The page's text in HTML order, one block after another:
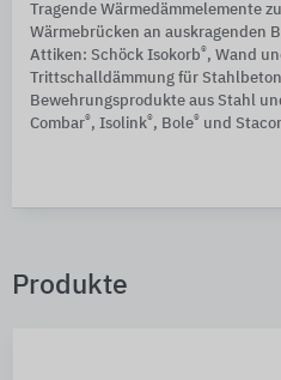
Tragende Wärmedämmelemente
Wärmebrücken an auskragenden
Attiken: Schöck Isokorb®, Wand
Trittschalldämmung für
Bewehrungsprodukte aus Stahl
Combar®, Isolink®, Bole® und
Produkte